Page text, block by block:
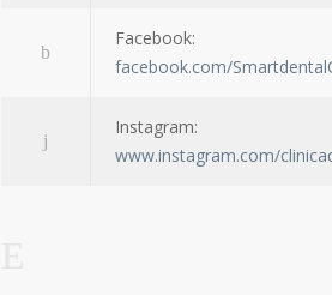
Facebook:
facebook.com/
Instagram:
www.instagram.com/